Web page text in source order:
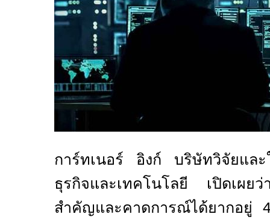
การ์ทเนอร์ อิงก์ บริษัทวิจัยแล
ธุรกิจและเทคโนโลยี เปิดเผ
สำคัญและคาดการณ์ได้ยากอยู่